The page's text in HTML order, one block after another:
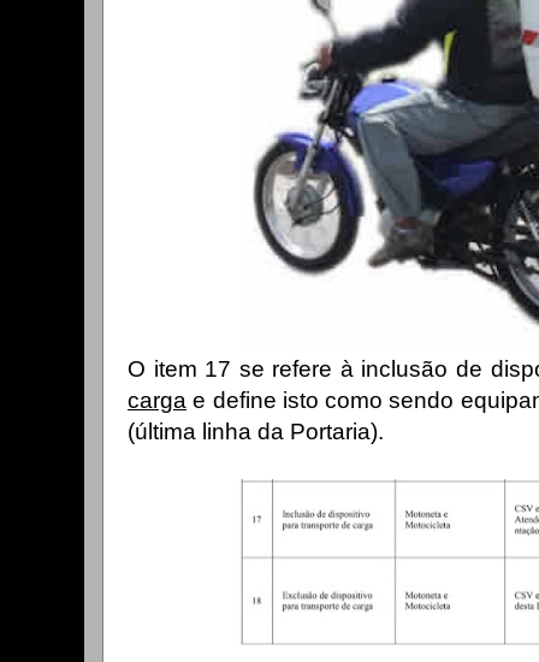
O item 17 se refere à inclusão de
carga e define isto como sendo
(última linha da Portaria).